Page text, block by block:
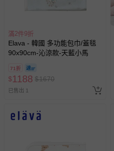
滿2件9折
Elava - 韓國 多功能包巾/蓋毯
90x90cm-沁涼款-天藍小馬
71折
$1188 $1670
已售出 1